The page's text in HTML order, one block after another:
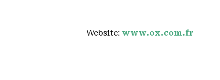
Website: www.ox.com.fr